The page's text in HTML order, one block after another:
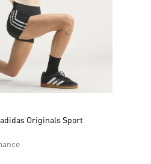
Originals Sport